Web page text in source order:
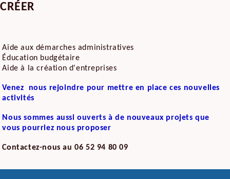
CRÉER
Aide aux démarches administratives
Éducation budgétaire
Aide à la création d'entreprises
Venez nous rejoindre pour mettre en place ces nouvelles
activités
Nous sommes aussi ouverts à de nouveaux projets que
vous pourriez nous proposer
Contactez-nous au 06 52 94 80 09